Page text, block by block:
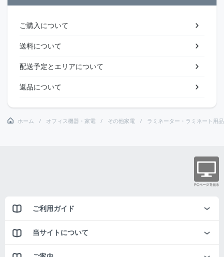
ご購入について
送料について
配送予定とエリアについて
返品について
ホーム オフィス機器・家電 その他家電 ラミネーター・ラミネート用品
ご利用ガイド
当サイトについて